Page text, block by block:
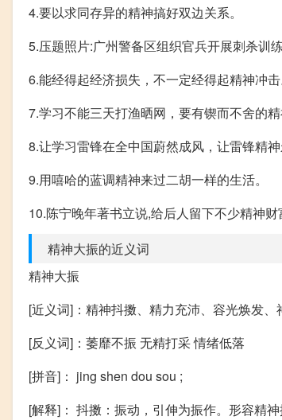
4.要以求同存异的精神搞好双边关系。
5.压题照片:广州警备区组织官兵开展刺杀训
6.能经得起经济损失，不一定经得起精神冲击
7.学习不能三天打渔晒网，要有锲而不舍的精
8.让学习雷锋在全中国蔚然成风，让雷锋精神
9.用嘻哈的蓝调精神来过二胡一样的生活。
10.陈宁晚年著书立说,给后人留下不少精神财
精神大振的近义词
精神大振
[近义词]：精神抖擞、精力充沛、容光焕发
[反义词]：萎靡不振 无精打采 情绪低落
[拼音]： jing shen dou sou ;
[解释]： 抖擞：振动，引伸为振作。形容精神